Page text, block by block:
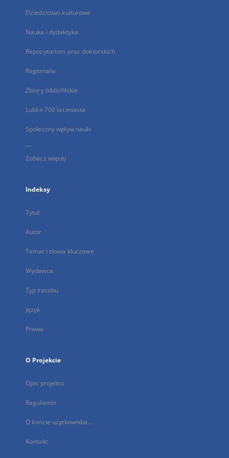
Dziedzictwo kulturowe
Nauka i dydaktyka
Repozytorium prac doktorskich
Regionalia
Zbiory bibliofilskie
Lublin 700 lat miasta
Społeczny wpływ nauki
...
Zobacz więcej
Indeksy
Tytuł
Autor
Temat i słowa kluczowe
Wydawca
Typ zasobu
Język
Prawa
O Projekcie
Opis projektu
Regulamin
O koncie użytkownika...
Kontakt